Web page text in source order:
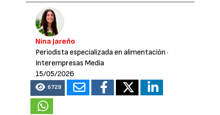
Nina Jareño
Periodista especializada en alimentación ·
Interempresas Media
15/05/2026
6729